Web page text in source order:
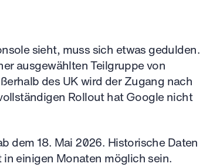
sieht, muss sich etwas gedulden.
ausgewählten Teilgruppe von
des UK wird der Zugang nach
Rollout hat Google nicht
dem 18. Mai 2026. Historische Daten
einigen Monaten möglich sein.